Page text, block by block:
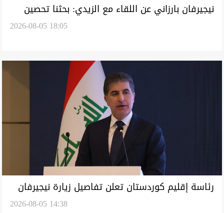
نيجيرفان بارزاني عن اللقاء مع الزيدي: بحثنا تحصين
2026-08-05 18:05
رئاسة إقليم كوردستان تعلن تفاصيل زيارة نيجيرفان
2026-08-05 14:38